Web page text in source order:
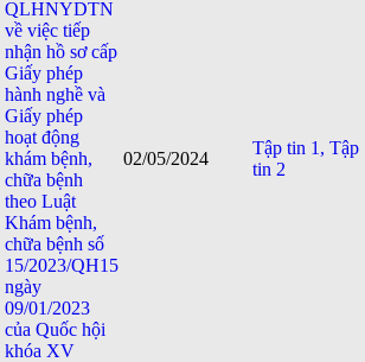
QLHNYDTN
về việc tiếp
nhận hồ sơ cấp
Giấy phép
hành nghề và
Giấy phép
hoạt động
khám bệnh,
chữa bệnh
theo Luật
Khám bệnh,
chữa bệnh số
15/2023/QH15
ngày
09/01/2023
của Quốc hội
khóa XV
02/05/2024
Tập tin 1, Tập
tin 2